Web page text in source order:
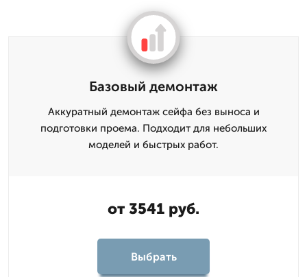
Базовый демонтаж
Аккуратный демонтаж сейфа без выноса и
подготовки проема. Подходит для небольших
моделей и быстрых работ.
от 3541 руб.
Выбрать